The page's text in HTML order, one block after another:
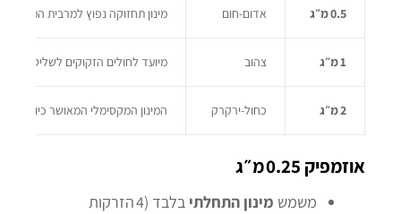
0.5 מ״ג אדום‑חום מינון תחזוקה נפוץ למרבית המטופלים
צהוב מיועד לחולים הזקוקים לשליטה
כחול‑ירקרק המינון המקסימלי המאושר כיום
אוזמפיק 0.25 מ״ג
משמשמינון התחלתי
בלבד (4 הזרקות